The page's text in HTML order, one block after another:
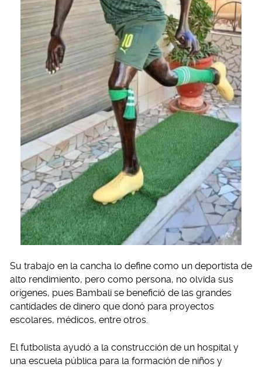
Su trabajo en la cancha lo define como un deportista de
alto rendimiento, pero como persona, no olvida sus
orígenes, pues Bambali se benefició de las grandes
cantidades de dinero que donó para proyectos
escolares, médicos, entre otros.
El futbolista ayudó a la construcción de un hospital y
una escuela pública para la formación de niños y